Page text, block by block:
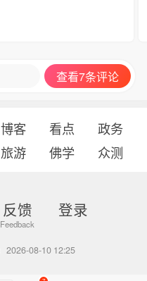
查看7条评论
博客 看点
政务
旅游 佛学 众测
反馈 登录
2026-08-10 12:25